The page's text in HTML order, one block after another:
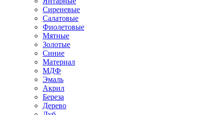
Сиреневые
Салатовые
Фиолетовые
Мятные
Золотые
Синие
Материал
МДФ
Эмаль
Акрил
Береза
Дерево